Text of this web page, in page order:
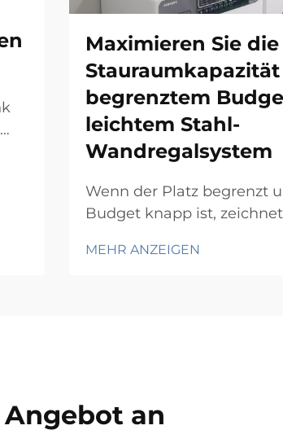
Maximieren Sie die
begrenztem
leichtem Stahl-
Wandregalsystem
Wenn der Platz begrenzt
Budget knapp ist,
praktischsten und
MEHR ANZEIGEN
an